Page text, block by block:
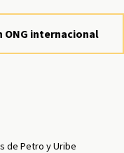
ONG internacional
de Petro y Uribe